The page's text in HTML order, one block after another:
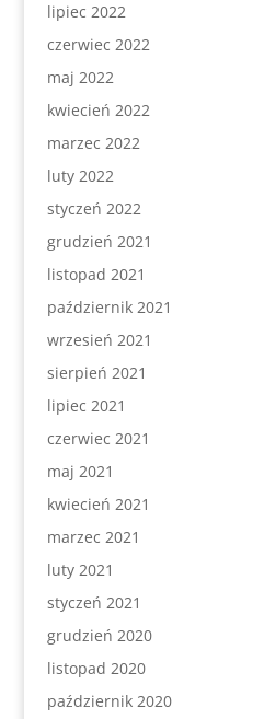
lipiec 2022
czerwiec 2022
maj 2022
kwiecień 2022
marzec 2022
luty 2022
styczeń 2022
grudzień 2021
listopad 2021
październik 2021
wrzesień 2021
sierpień 2021
lipiec 2021
czerwiec 2021
maj 2021
kwiecień 2021
marzec 2021
luty 2021
styczeń 2021
grudzień 2020
listopad 2020
październik 2020